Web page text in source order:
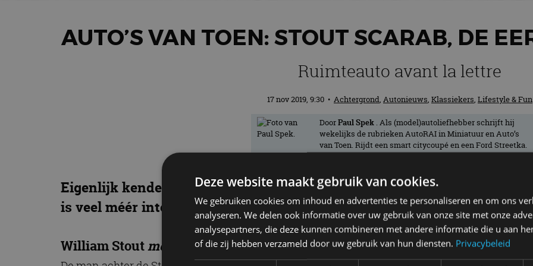
AUTO’S VAN TOEN: STOUT SCARAB, DE
Ruimteauto avant la lettre
17 nov 2019, 9:30 • Achtergrond, Autonieuws, Klassiekers, Lifestyle & Fun
DoorPaul Spek . Als (model)autoliefhebber schrijft hij
wekelijks de rubrieken AutoRAI in Miniatuur en Auto’s
van Toen. Rijdt een smart citycoupé en een Ford Streetka.
Eigenlijk kende ik de Stout Scarab alleen van het spelletje Electro dat
is veel méér interessants te melden over ‘de eerste ruimteauto’.
William Stoutmeets Buckminster Fuller
Deze website maakt gebruik van cookies.
We gebruiken cookies om inhoud en advertenties te personaliseren en om ons
analyseren. We delen ook informatie over uw gebruik van onze site met onze
analysepartners, die deze kunnen combineren met andere informatie die u aan
of die zij hebben verzameld door uw gebruik van hun diensten. Privacybeleid